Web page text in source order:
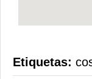
Etiquetas: